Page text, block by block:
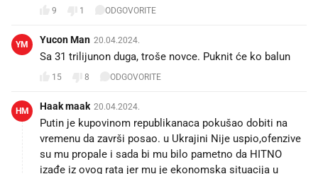
9 1 ODGOVORITE
YM Yucon Man 20.04.2024.
Sa 31 trilijunon duga, troše novce. Puknit će ko balun
15 8 ODGOVORITE
HM Haak maak 20.04.2024.
Putin je kupovinom republikanaca pokušao dobiti na
vremenu da završi posao. u Ukrajini Nije uspio,ofenzive
su mu propale i sada bi mu bilo pametno da HITNO
izađe iz ovog rata jer mu je ekonomska situacija u